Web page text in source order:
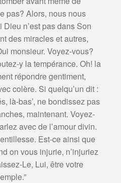
pas? Alors, nous nous
n’est pas dans Son
des miracles et autres,
monsieur. Voyez-vous?
y la tempérance. Oh! la
répondre gentiment,
colère. Si quelqu’un dit :
là-bas’, ne bondissez pas
maintenant. Voyez-
avec de l’amour divin.
Est-ce ainsi que
on vous injurie, n’injuriez
Le, Lui, être votre